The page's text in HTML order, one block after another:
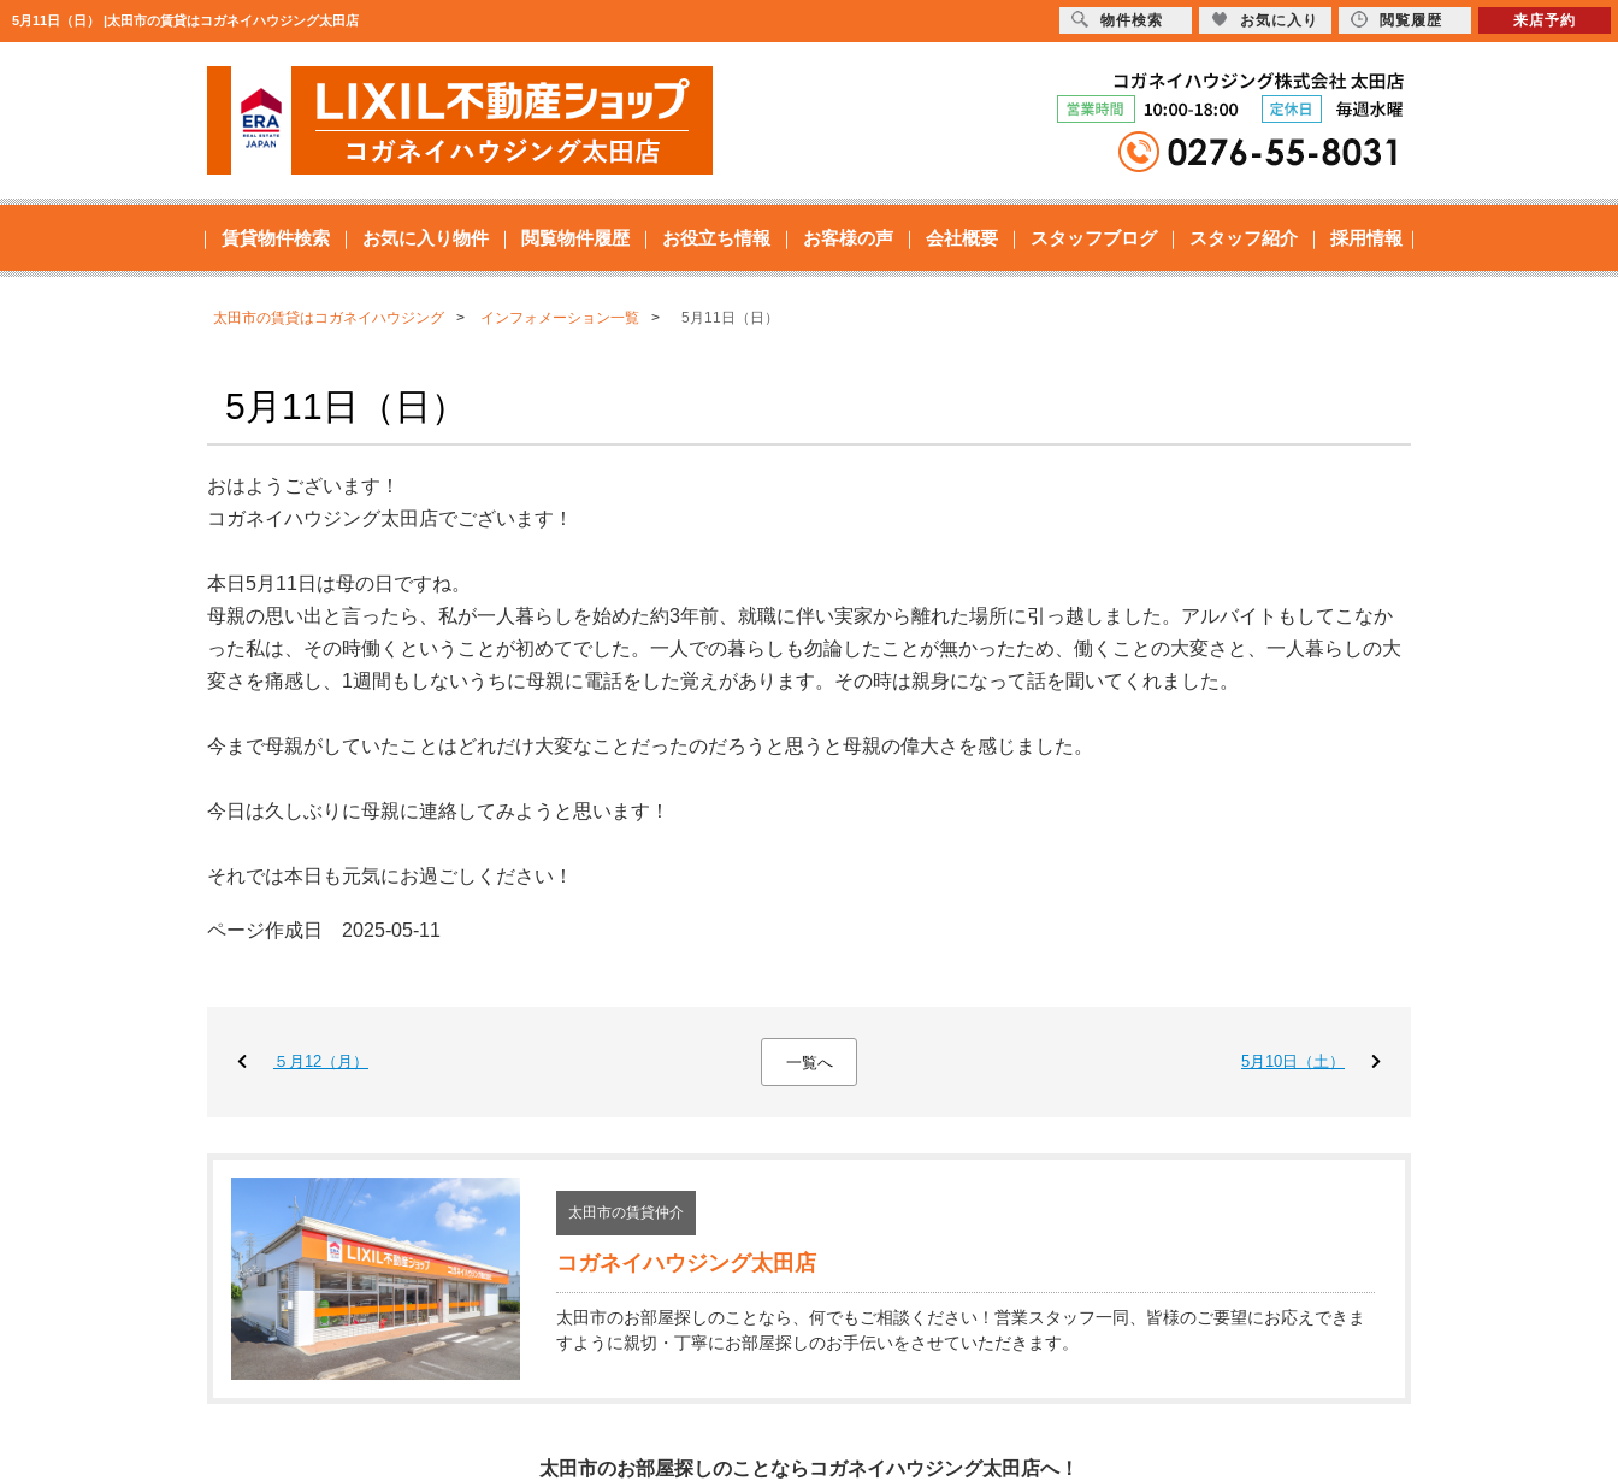
5月11日（日） |太田市の賃貸はコガネイハウジング太田店
賃貸物件検索 お気に入り物件 閲覧物件履歴 お役立ち情報 お客様の声 会社概要 スタッフブログ スタッフ紹介 採用情報
太田市の賃貸はコガネイハウジング インフォメーション一覧 5月11日（日）
5月11日（日）
おはようございます！
コガネイハウジング太田店でございます！
本日5月11日は母の日ですね。
母親の思い出と言ったら、私が一人暮らしを始めた約3年前、就職に伴い実家から離れた場所に引っ越しました。アルバイトもしてこなか
った私は、その時働くということが初めてでした。一人での暮らしも勿論したことが無かったため、働くことの大変さと、一人暮らしの大
変さを痛感し、1週間もしないうちに母親に電話をした覚えがあります。その時は親身になって話を聞いてくれました。
今まで母親がしていたことはどれだけ大変なことだったのだろうと思うと母親の偉大さを感じました。
今日は久しぶりに母親に連絡してみようと思います！
それでは本日も元気にお過ごしください！
ページ作成日 2025-05-11
５月12（月） 一覧へ 5月10日（土）
太田市の賃貸仲介
コガネイハウジング太田店
太田市のお部屋探しのことなら、何でもご相談ください！営業スタッフ一同、皆様のご要望にお応えできま
すように親切・丁寧にお部屋探しのお手伝いをさせていただきます。
太田市のお部屋探しのことなら コガネイハウジング太田店へ！
物件検索 お気に入り 閲覧履歴 来店予約